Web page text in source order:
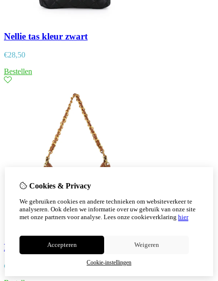
Nellie tas kleur zwart
€28,50
Bestellen
Nellie tas kleur bruin
€
Cookies & Privacy
We gebruiken cookies en andere technieken om websiteverkeer te
analyseren. Ook delen we informatie over uw gebruik van onze site
met onze partners voor analyse. Lees onze cookieverklaring hier
Accepteren Weigeren
Cookie-instellingen